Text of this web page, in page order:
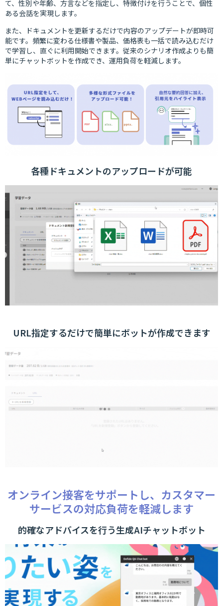
て、性別や年齢、方言などを指定し、特徴付けを行うことで、個性
ある会話を実現します。
また、ドキュメントを更新するだけで内容のアップデートが即時可
能です。頻繁に変わる仕様書や製品、価格表も一括で読み込むだけ
で学習し、直ぐに利用開始できます。従来のシナリオ作成よりも簡
単にチャットボットを作成でき、運用負荷を軽減します。
各種ドキュメントのアップロードが可能
URL指定するだけで簡単にボットが作成できます
オンライン接客をサポートし、カスタマー
サービスの対応負荷を軽減します
的確なアドバイスを行う生成AIチャットボット